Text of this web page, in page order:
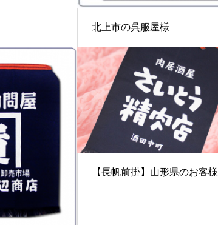
北上市の呉服屋様
【長帆前掛】山形県のお客様